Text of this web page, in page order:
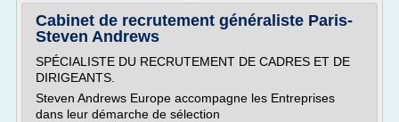
Cabinet de recrutement généraliste Paris-
Steven Andrews
SPÉCIALISTE DU RECRUTEMENT DE CADRES ET DE
DIRIGEANTS.
Steven Andrews Europe accompagne les Entreprises
dans leur démarche de sélection